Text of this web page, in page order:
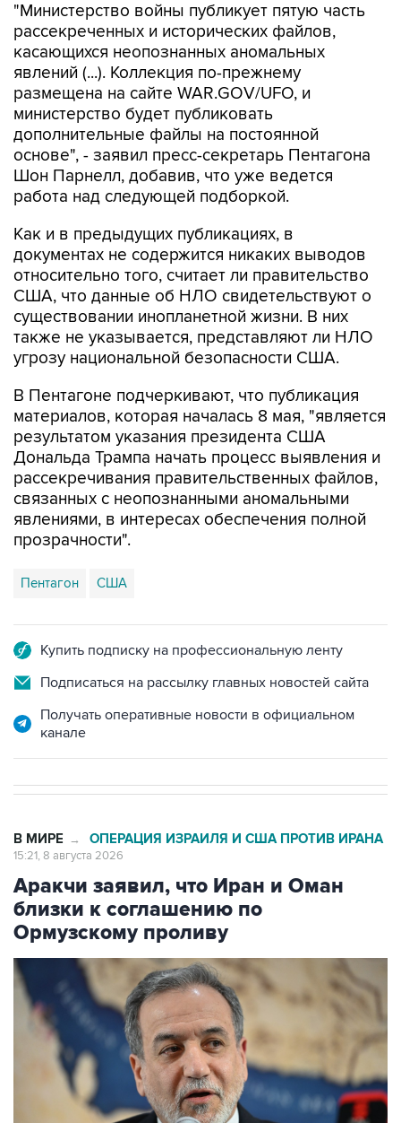
"Министерство войны публикует пятую часть
рассекреченных и исторических файлов,
касающихся неопознанных аномальных
явлений (...). Коллекция по-прежнему
размещена на сайте WAR.GOV/UFO, и
министерство будет публиковать
дополнительные файлы на постоянной
основе", - заявил пресс-секретарь Пентагона
Шон Парнелл, добавив, что уже ведется
работа над следующей подборкой.
Как и в предыдущих публикациях, в
документах не содержится никаких выводов
относительно того, считает ли правительство
США, что данные об НЛО свидетельствуют о
существовании инопланетной жизни. В них
также не указывается, представляют ли НЛО
угрозу национальной безопасности США.
В Пентагоне подчеркивают, что публикация
материалов, которая началась 8 мая, "является
результатом указания президента США
Дональда Трампа начать процесс выявления и
рассекречивания правительственных файлов,
связанных с неопознанными аномальными
явлениями, в интересах обеспечения полной
прозрачности".
Пентагон США
Купить подписку на профессиональную ленту
Подписаться на рассылку главных новостей сайта
Получать оперативные новости в официальном
канале
В МИРЕ → ОПЕРАЦИЯ ИЗРАИЛЯ И США ПРОТИВ ИРАНА
15:21, 8 августа 2026
Аракчи заявил, что Иран и Оман
близки к соглашению по
Ормузскому проливу